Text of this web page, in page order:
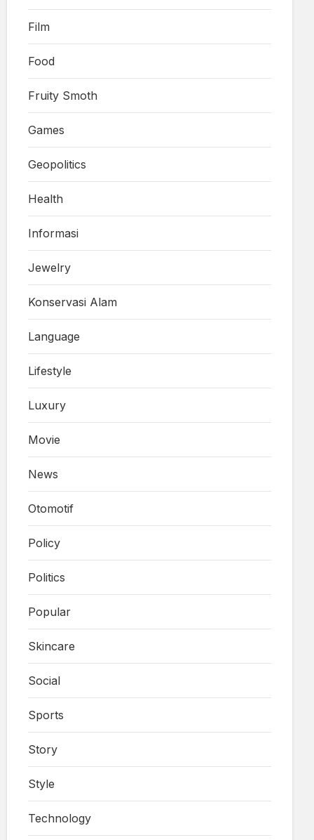
Film
Food
Fruity Smoth
Games
Geopolitics
Health
Informasi
Jewelry
Konservasi Alam
Language
Lifestyle
Luxury
Movie
News
Otomotif
Policy
Politics
Popular
Skincare
Social
Sports
Story
Style
Technology